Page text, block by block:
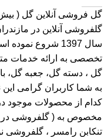
گل فروشی آنلاین گل
گلفروشی آنلاین در
سال 1397 شروع
تخصصی به ارائه خدمات
گل ، دسته گل، جعبه گل،
به شما کاربران گرامی
کدام از محصولات موجود
مخصوص به ( گلفروشی در
تنکابن رامسر ، گلفروشی